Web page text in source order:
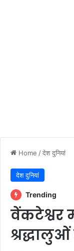
Home /देश दुनियां
देश दुनियां
Trending
वेंकटेश्वर